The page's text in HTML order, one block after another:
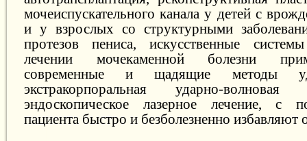
мочеиспускательного канала у детей с
и у взрослых со структурными
протезов пениса, искусственные
лечении мочекаменной болезни
современные и щадящие методы
экстракорпоральная ударно-
эндоскопическое лазерное лечение, с
пациента быстро и безболезненно избавляют